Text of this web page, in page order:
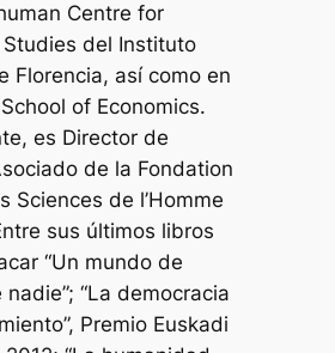
Centre for
del Instituto
Florencia, así como en
of Economics.
es Director de
de la Fondation
Sciences de l’Homme
sus últimos libros
“Un mundo de
“La democracia
Premio Euskadi